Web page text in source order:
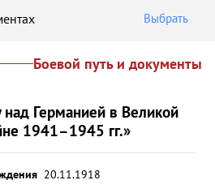
Выбрать
Боевой путь и документы
Германией в Великой
1941–1945 гг.»
20.11.1918